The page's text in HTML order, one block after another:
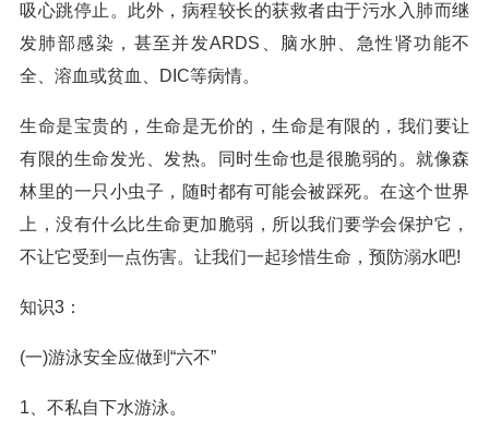
吸心跳停止。此外，病程较长的获救者由于污水入肺而继
发肺部感染，甚至并发ARDS、脑水肿、急性肾功能不
全、溶血或贫血、DIC等病情。
生命是宝贵的，生命是无价的，生命是有限的，我们要让
有限的生命发光、发热。同时生命也是很脆弱的。就像森
林里的一只小虫子，随时都有可能会被踩死。在这个世界
上，没有什么比生命更加脆弱，所以我们要学会保护它，
不让它受到一点伤害。让我们一起珍惜生命，预防溺水吧!
知识3：
(一)游泳安全应做到“六不”
1、不私自下水游泳。